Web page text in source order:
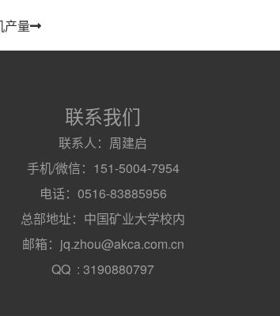
产量
联系我们
联系人：周建启
手机/微信：151-5004-7954
电话：0516-83885956
总部地址：中国矿业大学校内
邮箱：jq.zhou@akca.com.cn
QQ : 3190880797